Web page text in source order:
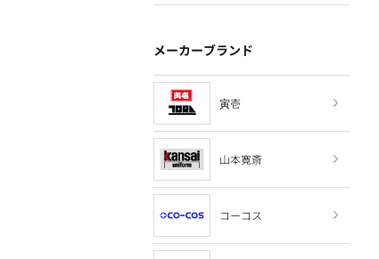
メーカーブランド
寅壱
山本寛斎
コーコス